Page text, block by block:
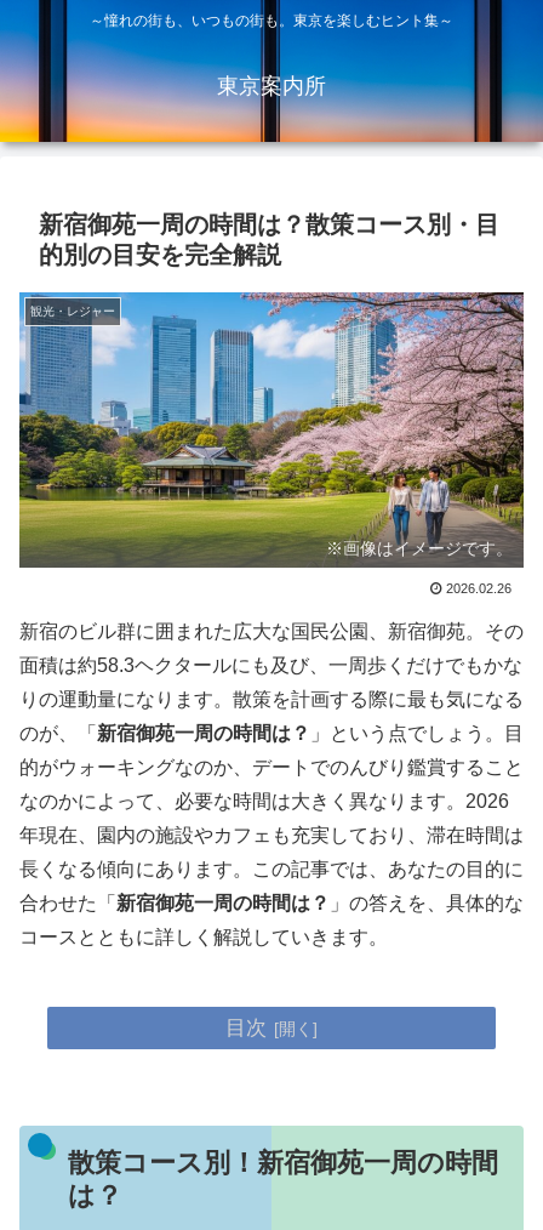
～憧れの街も、いつもの街も。東京を楽しむヒント集～
東京案内所
新宿御苑一周の時間は？散策コース別・目
的別の目安を完全解説
観光・レジャー
※画像はイメージです。
2026.02.26
新宿のビル群に囲まれた広大な国民公園、新宿御苑。その
面積は約58.3ヘクタールにも及び、一周歩くだけでもかな
りの運動量になります。散策を計画する際に最も気になる
のが、「 新宿御苑一周の時間は？ 」という点でしょう。目
的がウォーキングなのか、デートでのんびり鑑賞すること
なのかによって、必要な時間は大きく異なります。2026
年現在、園内の施設やカフェも充実しており、滞在時間は
長くなる傾向にあります。この記事では、あなたの目的に
合わせた「 新宿御苑一周の時間は？ 」の答えを、具体的な
コースとともに詳しく解説していきます。
目次
散策コース別！新宿御苑一周の時間
は？